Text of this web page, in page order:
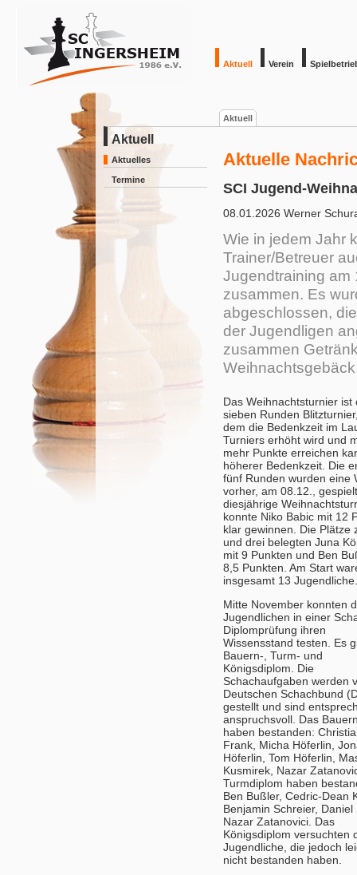
Aktuell Verein
Aktuell
Aktuell
Aktuelles
Termine
Aktuelle
SCI Jugend-
08.01.2026 Werner
Wie in jedem Jahr
Trainer/Betreuer
Jugendtraining am
zusammen. Es
abgeschlossen,
der Jugendligen
zusammen
Das Weihnachtsturnier ist
sieben Runden
dem die Bedenkzeit im
Turniers erhöht wird und
mehr Punkte erreichen
höherer Bedenkzeit. Die
fünf Runden wurden eine
vorher, am 08.12.,
diesjährige
konnte Niko Babic mit 12
klar gewinnen. Die Plätze
und drei belegten Juna
mit 9 Punkten und Ben
8,5 Punkten. Am Start
insgesamt 13 Jugendliche.
Mitte November konnten
Jugendlichen in einer
Diplomprüfung ihren
Wissensstand testen. Es
Bauern-, Turm- und
Königsdiplom. Die
Schachaufgaben werden
Deutschen Schachbund
gestellt und sind
anspruchsvoll. Das
haben bestanden:
Frank, Micha Höferlin,
Höferlin, Tom Höferlin,
Kusmirek, Nazar
Turmdiplom haben
Ben Bußler, Cedric-Dean
Benjamin Schreier, Daniel
Nazar Zatanovici. Das
Königsdiplom versuchten
Jugendliche, die jedoch
nicht bestanden haben.